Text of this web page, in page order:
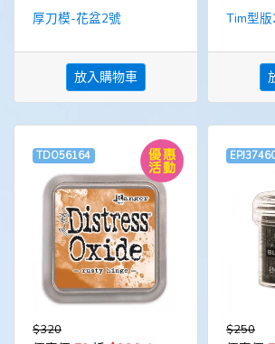
厚刀模-花盆2號
放入購物車
Tim型
TDO56164
$320 $250